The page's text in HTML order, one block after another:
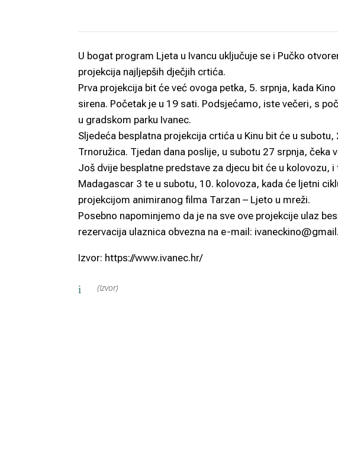
U bogat program Ljeta u Ivancu uključuje se i Pučko
projekcija najljepših dječjih crtića.
Prva projekcija bit će već ovoga petka, 5. srpnja, kada
sirena. Početak je u 19 sati. Podsjećamo, iste večeri, s
u gradskom parku Ivanec.
Sljedeća besplatna projekcija crtića u Kinu bit će u
Trnoružica. Tjedan dana poslije, u subotu 27 srpnja, čeka
Još dvije besplatne predstave za djecu bit će u kolovozu,
Madagascar 3 te u subotu, 10. kolovoza, kada će ljetni
projekcijom animiranog filma Tarzan – Ljeto u mreži.
Posebno napominjemo da je na sve ove projekcije ulaz
rezervacija ulaznica obvezna na e-mail:
Izvor: https://www.ivanec.hr/
i (Izvor)